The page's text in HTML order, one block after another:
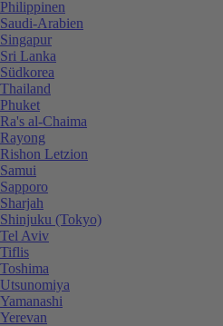
Philippinen
Saudi-Arabien
Singapur
Sri Lanka
Südkorea
Thailand
Phuket
Ra's al-Chaima
Rayong
Rishon Letzion
Samui
Sapporo
Sharjah
Shinjuku (Tokyo)
Tel Aviv
Tiflis
Toshima
Utsunomiya
Yamanashi
Yerevan